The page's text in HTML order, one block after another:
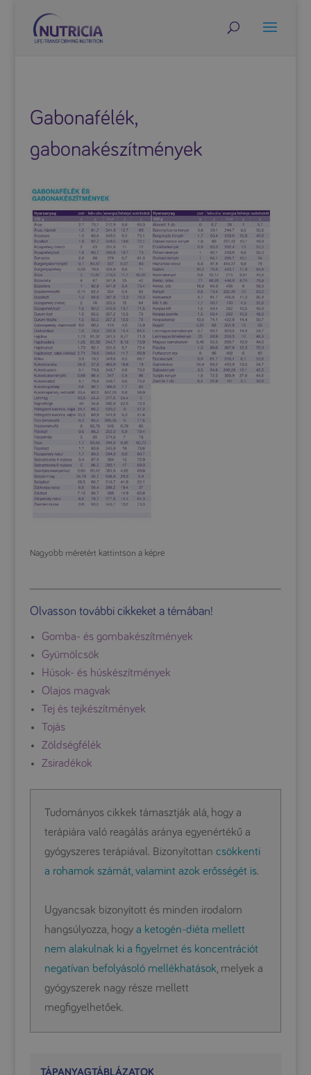
Gabonafélék,
gabonakészítmények
Nagyobb méretért kattintson a képre
Olvasson további cikkeket a témában!
Gomba- és gombakészítmények
Gyümölcsök
Húsok- és húskészítmények
Olajos magvak
Tej és tejkészítmények
Tojás
Zöldségfélék
Zsiradékok
Tudományos cikkek támasztják alá, hogy a
terápiára való reagálás aránya egyenértékű a
gyógyszeres terápiával. Bizonyítottan csökkenti
a rohamok számát, valamint azok erősségét is.
Ugyancsak bizonyított és minden irodalom
hangsúlyozza, hogy a ketogén-diéta mellett
nem alakulnak ki a figyelmet és koncentrációt
negatívan befolyásoló mellékhatások, melyek a
gyógyszerek nagy része mellett
megfigyelhetőek.
TÁPANYAGTÁBLÁZATOK